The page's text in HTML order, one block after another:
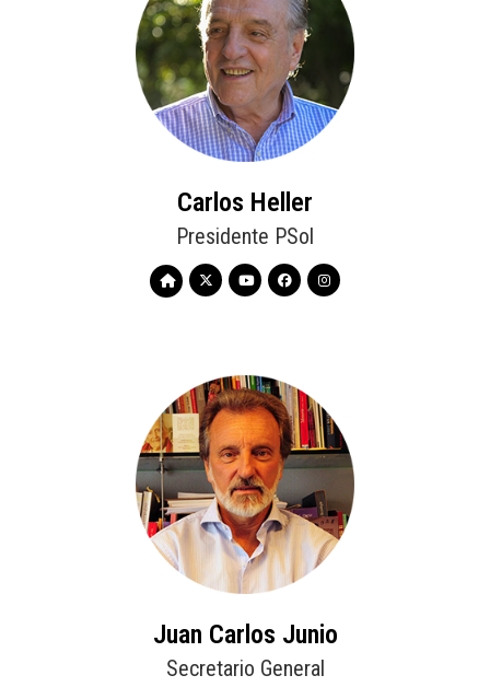
Carlos Heller
Presidente PSol
Juan Carlos Junio
Secretario General